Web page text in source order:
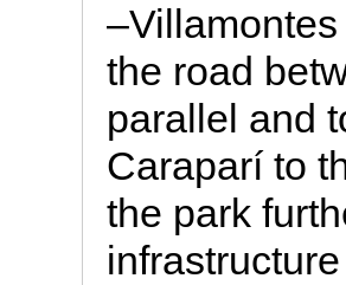
the road
parallel and
Caraparí to
the park